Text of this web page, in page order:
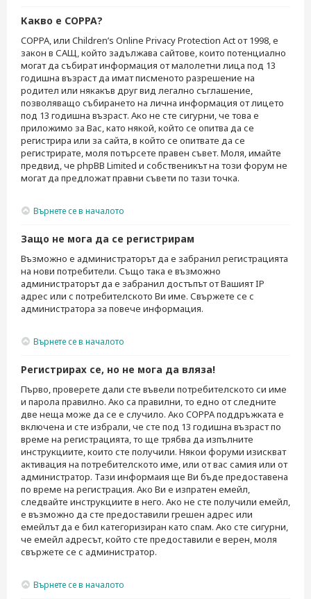
Какво е COPPA?
COPPA, или Children’s Online Privacy Protection Act от 1998, е
закон в САЩ, който задължава сайтове, които потенциално
могат да събират информация от малолетни лица под 13
годишна възраст да имат писменото разрешение на
родител или някакъв друг вид легално съглашение,
позволяващо събирането на лична информация от лицето
под 13 годишна възраст. Ако не сте сигурни, че това е
приложимо за Вас, като някой, който се опитва да се
регистрира или за сайта, в който се опитвате да се
регистрирате, моля потърсете правен съвет. Моля, имайте
предвид, че phpBB Limited и собственикът на този форум не
могат да предложат правни съвети по тази точка.
Върнете се в началото
Защо не мога да се регистрирам
Възможно е администраторът да е забранил регистрацията
на нови потребители. Също така е възможно
администраторът да е забранил достъпът от Вашият IP
адрес или с потребителското Ви име. Свържете се с
администратора за повече информация.
Върнете се в началото
Регистрирах се, но не мога да вляза!
Първо, проверете дали сте въвели потребителското си име
и парола правилно. Ако са правилни, то едно от следните
две неща може да се е случило. Ако COPPA поддръжката е
включена и сте избрали, че сте под 13 годишна възраст по
време на регистрацията, то ще трябва да изпълните
инструкциите, които сте получили. Някои форуми изискват
активация на потребителското име, или от вас самия или от
администратор. Тази информаия ще Ви бъде предоставена
по време на регистрация. Ако Ви е изпратен емейл,
следвайте инструкциите в него. Ако не сте получили емейл,
е възможно да сте предоставили грешен адрес или
емейлът да е бил категоризиран като спам. Ако сте сигурни,
че емейл адресът, който сте предоставили е верен, моля
свържете се с администратор.
Върнете се в началото